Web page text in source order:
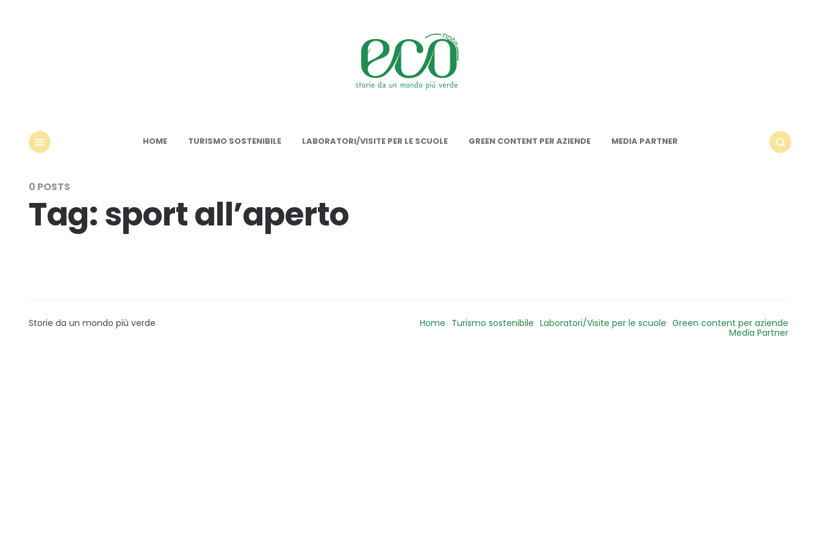
HOME TURISMO SOSTENIBILE LABORATORI/VISITE PER LE SCUOLE GREEN CONTENT PER AZIENDE
MEDIA PARTNER
0 POSTS
Tag:sport all’aperto
Storie da un mondo più verde Home Turismo sostenibile Laboratori/Visite per le scuole Green content per aziende
Media Partner